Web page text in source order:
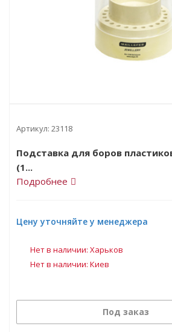
Артикул: 23118
Подставка для боров
(1...
Подробнее
Цену уточняйте у менеджера
Нет в наличии: Харьков
Нет в наличии: Киев
Под заказ